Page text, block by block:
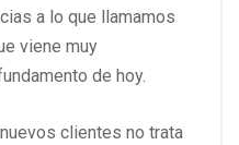
a lo que llamamos
viene muy
de hoy.
clientes no trata